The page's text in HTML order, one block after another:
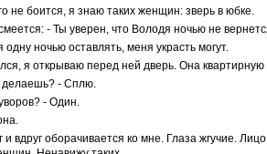
не боится, я знаю таких женщин: зверь в юбке.
- Ты уверен, что Володя ночью не
ночью оставлять, меня украсть могут.
я открываю перед ней дверь. Она квартирную
делаешь? - Сплю.
- Один.
вдруг оборачивается ко мне. Глаза жгучие.